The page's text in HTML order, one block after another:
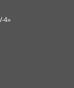
4»